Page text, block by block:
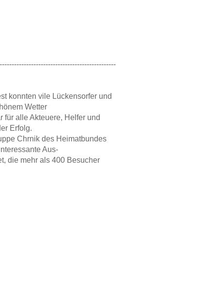
konnten vile Lückensorfer und
Wetter
für alle Akteuere, Helfer und
Erfolg.
Chrnik des Heimatbundes
Aus-
die mehr als 400 Besucher